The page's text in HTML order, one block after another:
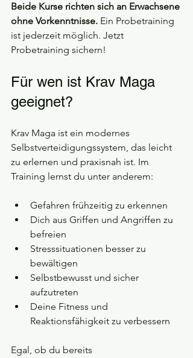
Beide Kurse richten sich an Erwachsene
ohne Vorkenntnisse. Ein Probetraining
ist jederzeit möglich. Jetzt
Probetraining sichern!
Für wen ist Krav Maga
geeignet?
Krav Maga ist ein modernes
Selbstverteidigungssystem, das leicht
zu erlernen und praxisnah ist. Im
Training lernst du unter anderem:
Gefahren frühzeitig zu erkennen
Dich aus Griffen und Angriffen zu
befreien
Stresssituationen besser zu
bewältigen
Selbstbewusst und sicher
aufzutreten
Deine Fitness und
Reaktionsfähigkeit zu verbessern
Egal, ob du bereits